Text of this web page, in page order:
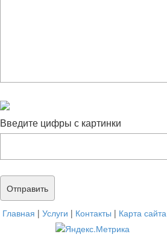
Введите цифры с картинки
Главная | Услуги | Контакты | Карта сайта